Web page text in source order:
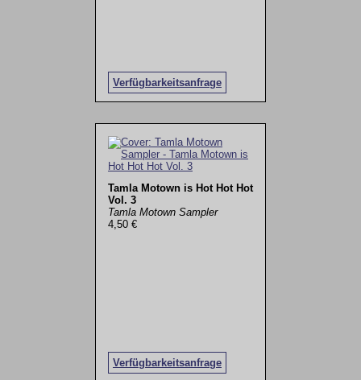
Verfügbarkeitsanfrage
Tamla Motown is Hot Hot Hot
Vol. 3
Tamla Motown Sampler
4,50 €
Verfügbarkeitsanfrage